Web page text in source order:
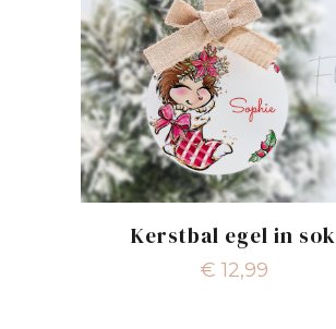
Kerstbal egel in sok
€ 12,99